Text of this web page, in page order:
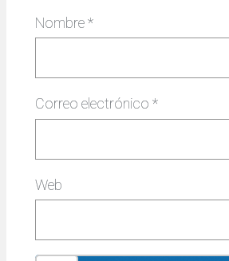
Nombre*
Correo electrónico *
Web